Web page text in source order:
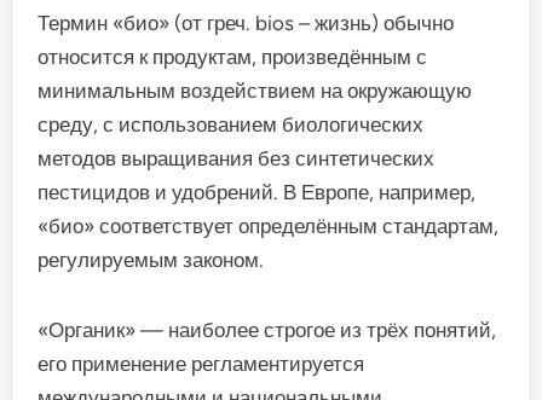
Термин «био» (от греч. bios – жизнь) обычно
относится к продуктам, произведённым с
минимальным воздействием на окружающую
среду, с использованием биологических
методов выращивания без синтетических
пестицидов и удобрений. В Европе, например,
«био» соответствует определённым стандартам,
регулируемым законом.
«Органик» — наиболее строгое из трёх понятий,
его применение регламентируется